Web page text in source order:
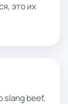
это их
slang beef,